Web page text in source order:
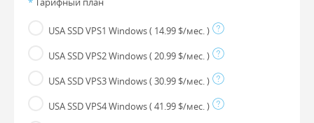
USA SSD VPS1 Windows( 14.99 $/мес. )
USA SSD VPS2 Windows( 20.99 $/мес. )
USA SSD VPS3 Windows( 30.99 $/мес. )
USA SSD VPS4 Windows( 41.99 $/мес. )